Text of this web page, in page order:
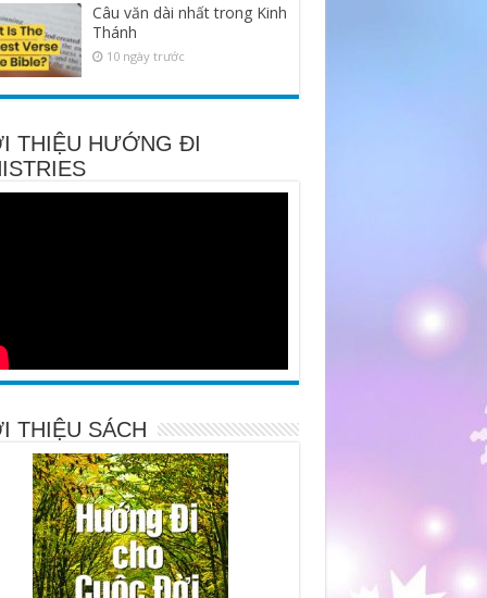
Câu văn dài nhất trong Kinh
Thánh
10 ngày trước
THIỆU HƯỚNG ĐI
THIỆU SÁCH